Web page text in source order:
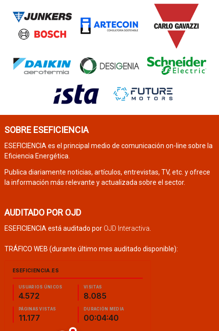
SOBRE ESEFICIENCIA
ESEFICIENCIA es el principal medio de comunicación on-line sobre la
Eficiencia Energética.
Publica diariamente noticias, artículos, entrevistas, TV, etc. y ofrece
la información más relevante y actualizada sobre el sector.
AUDITADO POR OJD
ESEFICIENCIA está auditado por OJD Interactiva
TRÁFICO WEB (durante último mes auditado disponible):